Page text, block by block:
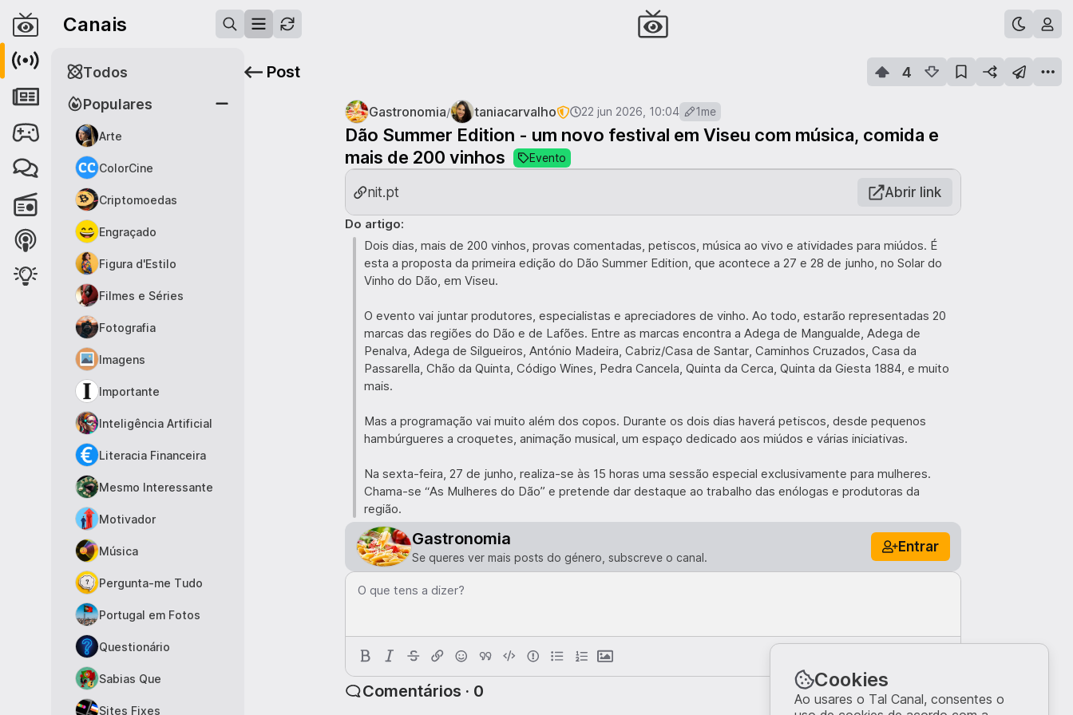
Canais
Populares
Arte
ColorCine
Criptomoedas
Engraçado
Figura d'Estilo
Filmes e Séries
Fotografia
Imagens
Importante
Inteligência Artificial
Literacia Financeira
Mesmo Interessante
Motivador
Música
Pergunta-me Tudo
Portugal em Fotos
Questionário
Sabias Que
Sites Fixes
Todos Post 4
Gastronomia/ taniacarvalho 22 jun 2026, 10:04 1me
Dão Summer Edition - um novo festival em Viseu com música, comida e
mais de 200 vinhos
Evento
nit.pt Abrir link
Do artigo:
Dois dias, mais de 200 vinhos, provas comentadas, petiscos, música ao vivo e atividades para miúdos. É
esta a proposta da primeira edição do Dão Summer Edition, que acontece a 27 e 28 de junho, no Solar do
Vinho do Dão, em Viseu.
O evento vai juntar produtores, especialistas e apreciadores de vinho. Ao todo, estarão representadas 20
marcas das regiões do Dão e de Lafões. Entre as marcas encontra a Adega de Mangualde, Adega de
Penalva, Adega de Silgueiros, António Madeira, Cabriz/Casa de Santar, Caminhos Cruzados, Casa da
Passarella, Chão da Quinta, Código Wines, Pedra Cancela, Quinta da Cerca, Quinta da Giesta 1884, e muito
mais.
Mas a programação vai muito além dos copos. Durante os dois dias haverá petiscos, desde pequenos
hambúrgueres a croquetes, animação musical, um espaço dedicado aos miúdos e várias iniciativas.
Na sexta-feira, 27 de junho, realiza-se às 15 horas uma sessão especial exclusivamente para mulheres.
Chama-se “As Mulheres do Dão” e pretende dar destaque ao trabalho das enólogas e produtoras da
região.
Gastronomia
Se queres ver mais posts do género, subscreve o canal.
Entrar
O que tens a dizer?
Comentários · 0 Top
Cookies
Ao usares o Tal Canal, consentes o